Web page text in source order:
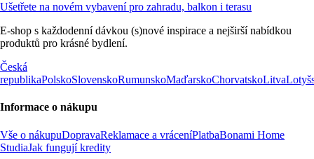
Ušetřete na novém vybavení pro zahradu, balkon i terasu
E-shop s každodenní dávkou (s)nové inspirace a nejširší nabídkou
produktů pro krásné bydlení.
Česká
republikaPolskoSlovenskoRumunskoMaďarskoChorvatskoLitva
Informace o nákupu
Vše o nákupuDopravaReklamace a vráceníPlatbaBonami Home
StudiaJak fungují kredity